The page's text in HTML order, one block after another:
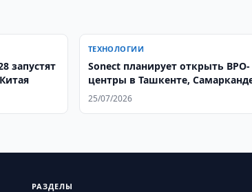
запустят
ТЕХНОЛОГИИ
Sonect планирует открыть BPO-
центры в Ташкенте,
и Фергане
25/07/2026
РАЗДЕЛЫ